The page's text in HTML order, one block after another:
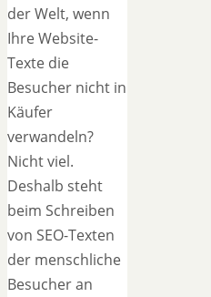
der Welt, wenn
Ihre Website-
Texte die
Besucher nicht in
Käufer
verwandeln?
Nicht viel.
Deshalb steht
beim Schreiben
von SEO-Texten
der menschliche
Besucher an